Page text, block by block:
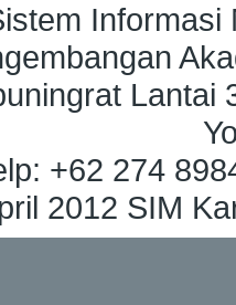
Informasi
Lantai
+62 274
2012 SIM